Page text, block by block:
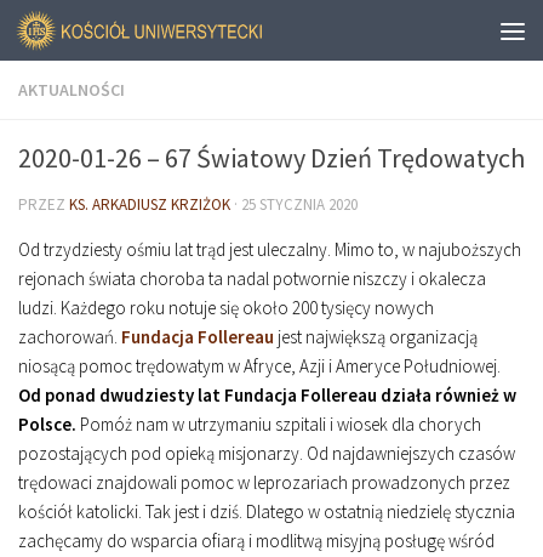
AKTUALNOŚCI
2020-01-26 – 67 Światowy Dzień Trędowatych
PRZEZ KS. ARKADIUSZ KRZIŻOK · 25 STYCZNIA 2020
Od trzydziesty ośmiu lat trąd jest uleczalny. Mimo to, w najuboższych
rejonach świata choroba ta nadal potwornie niszczy i okalecza
ludzi. Każdego roku notuje się około 200 tysięcy nowych
zachorowań. Fundacja Follereau jest największą organizacją
niosącą pomoc trędowatym w Afryce, Azji i Ameryce Południowej.
Od ponad dwudziesty lat Fundacja Follereau działa również w
Polsce. Pomóż nam w utrzymaniu szpitali i wiosek dla chorych
pozostających pod opieką misjonarzy. Od najdawniejszych czasów
trędowaci znajdowali pomoc w leprozariach prowadzonych przez
kościół katolicki. Tak jest i dziś. Dlatego w ostatnią niedzielę stycznia
zachęcamy do wsparcia ofiarą i modlitwą misyjną posługę wśród